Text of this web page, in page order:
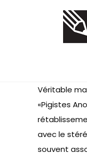
Véritable
«Pigistes
avec le
souvent